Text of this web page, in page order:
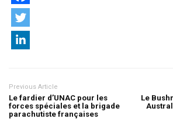
Previous Article
Le fardier d’UNAC pour les
forces spéciales et la brigade
parachutiste françaises
Le